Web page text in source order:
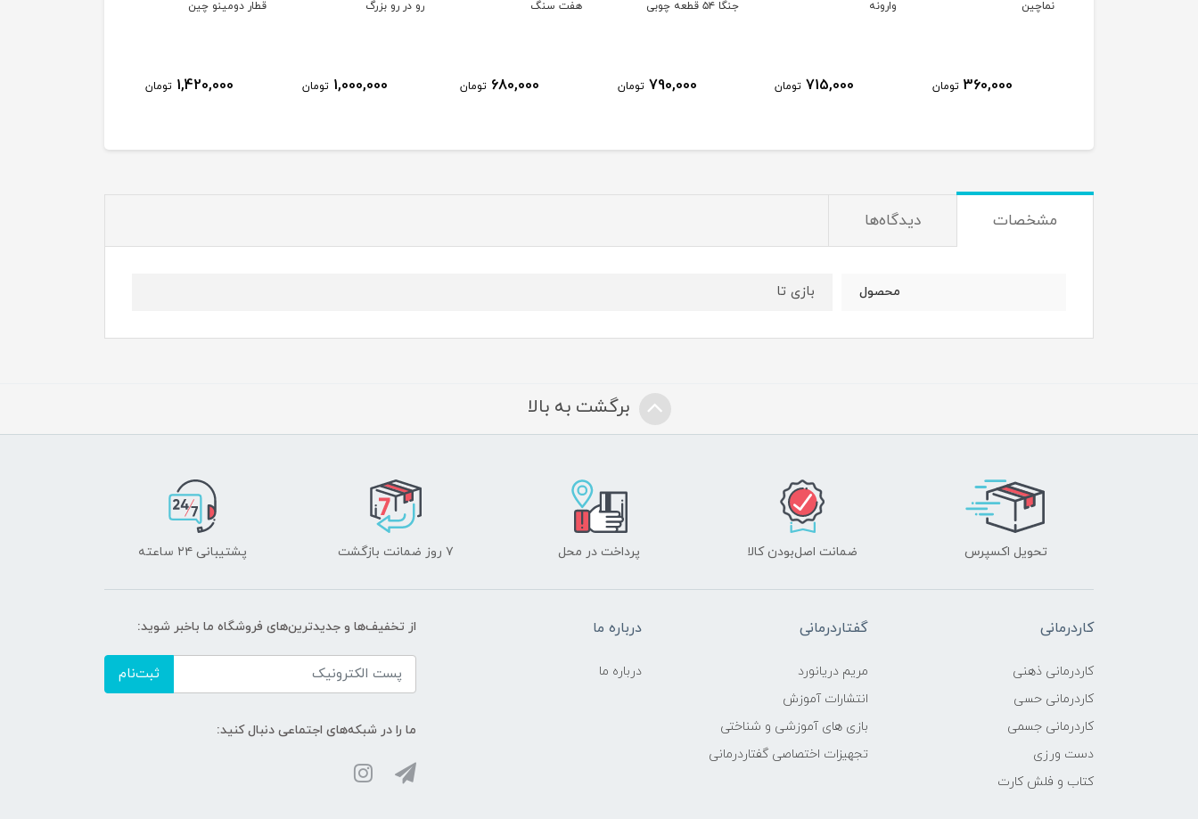
نماچین
360,000 تومان
وارونه
715,000 تومان
جنگا ۵۴ قطعه چوبی
790,000 تومان
هفت سنگ
680,000 تومان
رو در رو بزرگ
1,000,000 تومان
قطار دومینو چین
1,420,000 تومان
مشخصات دیدگاه‌ها
محصول بازی تا
برگشت به بالا
تحویل اکسپرس ضمانت اصل‌بودن کالا پرداخت در محل ۷ روز ضمانت بازگشت پشتیبانی ۲۴ ساعته
کاردرمانی
کاردرمانی ذهنی
کاردرمانی حسی
کاردرمانی جسمی
دست ورزی
کتاب و فلش کارت
گفتاردرمانی
مریم دریانورد
انتشارات آموزش
بازی های آموزشی و شناختی
تجهیزات اختصاصی گفتاردرمانی
درباره ما
درباره ما
از تخفیف‌ها و جدیدترین‌های فروشگاه ما باخبر شوید:
ثبت‌نام
ما را در شبکه‌های اجتماعی دنبال کنید: